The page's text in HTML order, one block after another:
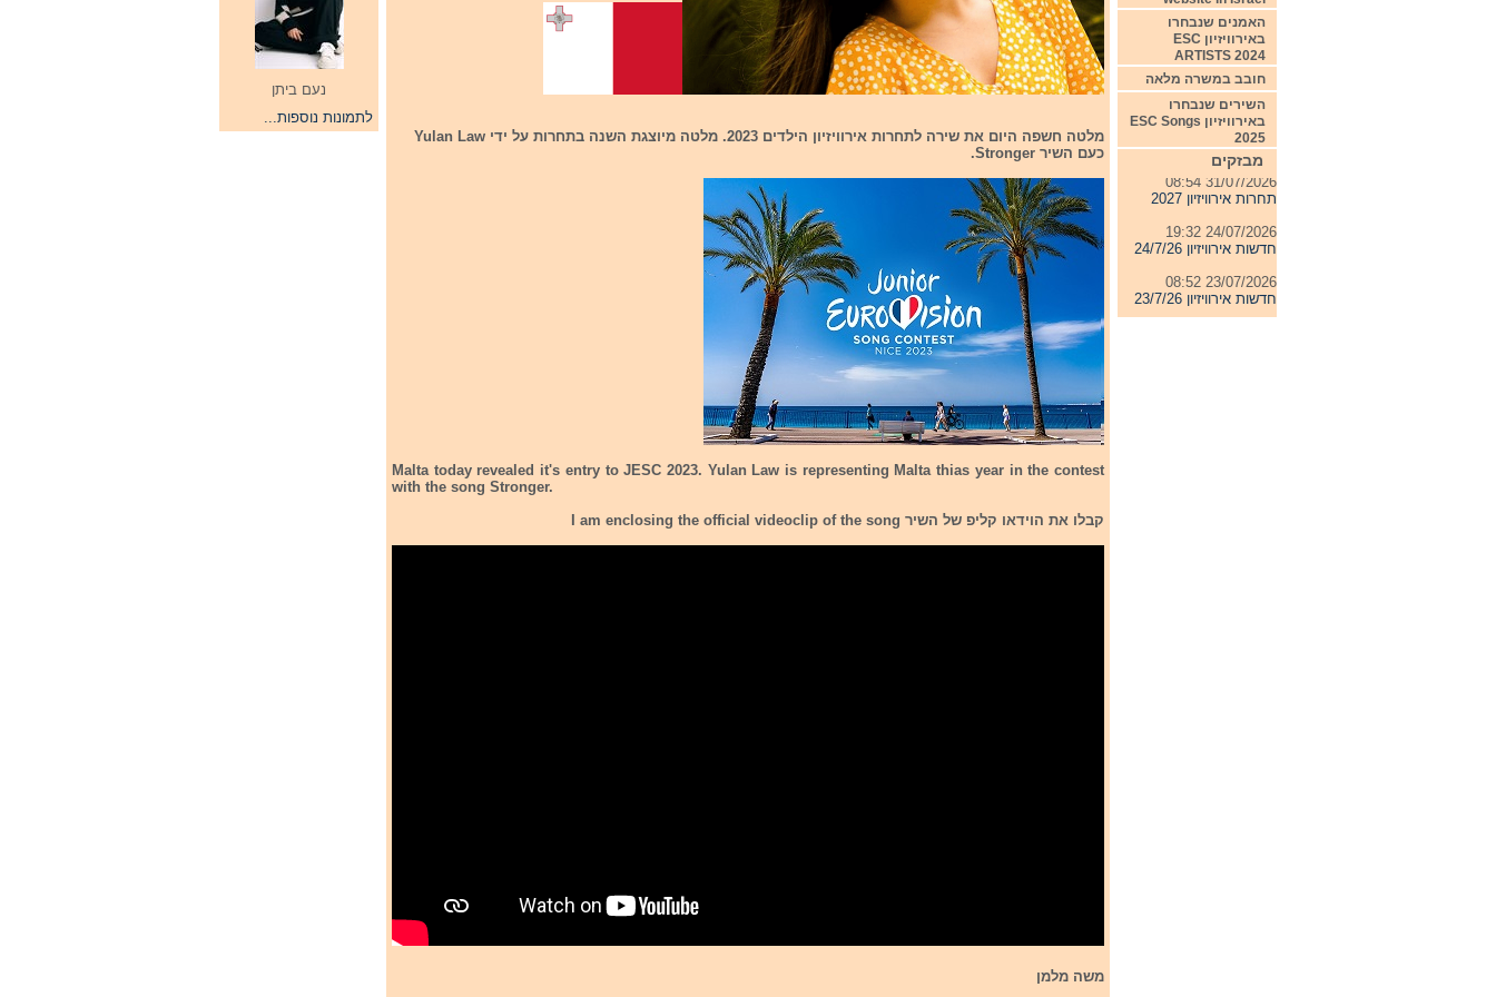
נעם ביתן
לתמונות נוספות...
מלטה חשפה היום את שירה לתחרות אירוויזיון הילדים 2023. מלטה מיוצגת השנה בתחרות על ידי Yulan Law
כעם השיר Stronger.
Malta today revealed it's entry to JESC 2023. Yulan Law is representing Malta thias year in the contest
with the song Stronger.
קבלו את הוידאו קליפ של השיר I am enclosing the official videoclip of the song
משה מלמן
האמנים שנבחרו
באירוויזיון ESC
ARTISTS 2024
חובב במשרה מלאה
השירים שנבחרו
באירוויזיון ESC Songs
2025
מבזקים
04/08/2026 11:06
חדשות אירוויזיון 4/8/26
31/07/2026 08:54
תחרות אירוויזיון 2027
24/07/2026 19:32
חדשות אירוויזיון 24/7/26
23/07/2026 08:52
חדשות אירוויזיון 23/7/26